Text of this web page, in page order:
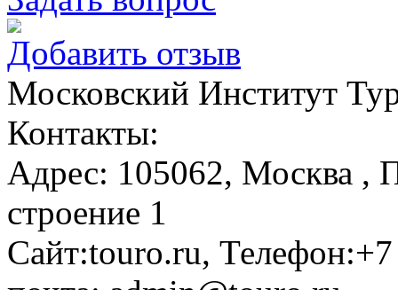
Добавить отзыв
Московский Институт
Контакты:
Адрес: 105062, Москва ,
строение 1
Сайт:touro.ru, Телефон: